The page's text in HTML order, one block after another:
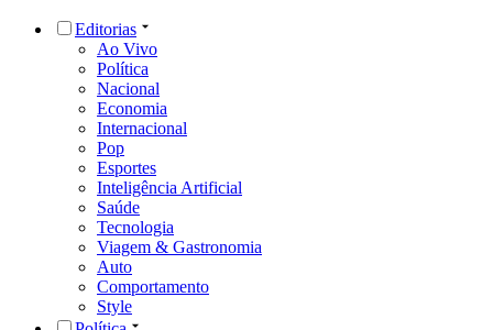
Editorias
Ao Vivo
Política
Nacional
Economia
Internacional
Pop
Esportes
Inteligência Artificial
Saúde
Tecnologia
Viagem & Gastronomia
Auto
Comportamento
Style